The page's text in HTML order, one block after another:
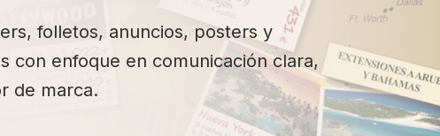
folletos, anuncios, posters y
con enfoque en comunicación clara,
de marca.